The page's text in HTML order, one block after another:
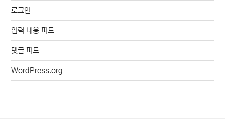
로그인
입력 내용 피드
댓글 피드
WordPress.org